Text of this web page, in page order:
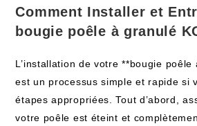
Comment Installer et
bougie poêle à granulé
L’installation de votre **bougie poêle
est un processus simple et rapide si
étapes appropriées. Tout d’abord,
votre poêle est éteint et